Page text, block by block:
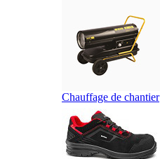
Chauffage de chantier